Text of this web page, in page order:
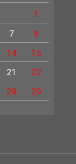
1
7
8
14
15
21
22
28
29